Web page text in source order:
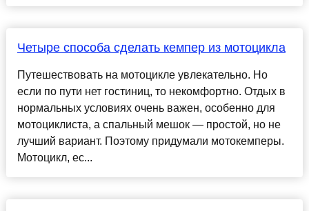
Четыре способа сделать кемпер из мотоцикла
Путешествовать на мотоцикле увлекательно. Но
если по пути нет гостиниц, то некомфортно. Отдых в
нормальных условиях очень важен, особенно для
мотоциклиста, а спальный мешок — простой, но не
лучший вариант. Поэтому придумали мотокемперы.
Мотоцикл, ес...